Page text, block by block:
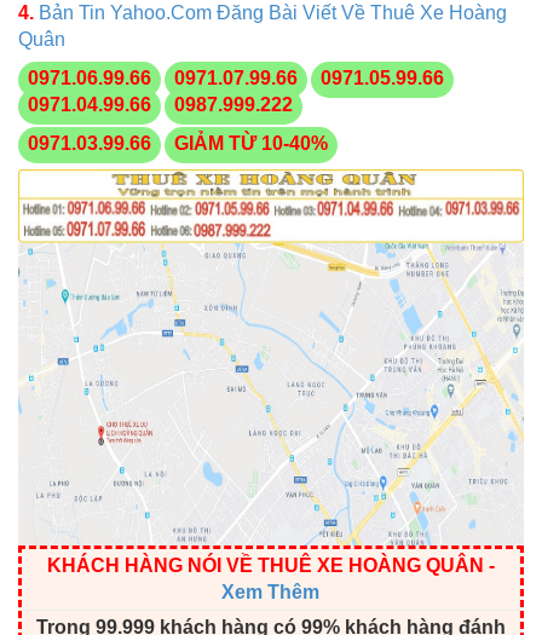
4. Bản Tin Yahoo.Com Đăng Bài Viết Về Thuê Xe Hoàng
Quân
0971.06.99.66
0971.07.99.66
0971.05.99.66
0971.04.99.66
0987.999.222
0971.03.99.66
GIẢM TỪ 10-40%
KHÁCH HÀNG NÓI VỀ THUÊ XE HOÀNG QUÂN -
Xem Thêm
Trong 99.999 khách hàng có 99% khách hàng đánh